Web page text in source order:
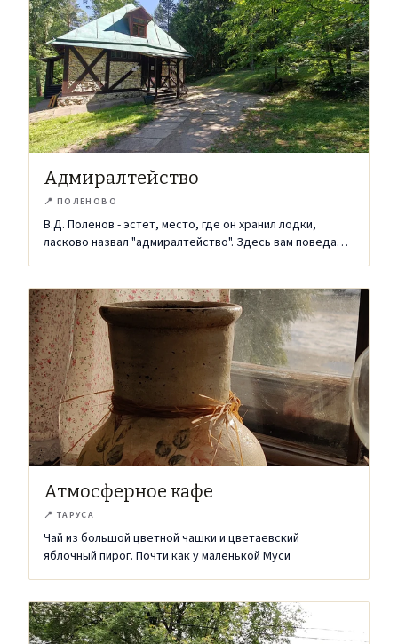
Адмиралтейство
📍 ПОЛЕНОВО
В.Д. Поленов - эстет, место, где он хранил лодки,
ласково назвал "адмиралтейство". Здесь вам поведают
Атмосферное кафе
📍 ТАРУСА
Чай из большой цветной чашки и цветаевский
яблочный пирог. Почти как у маленькой Муси